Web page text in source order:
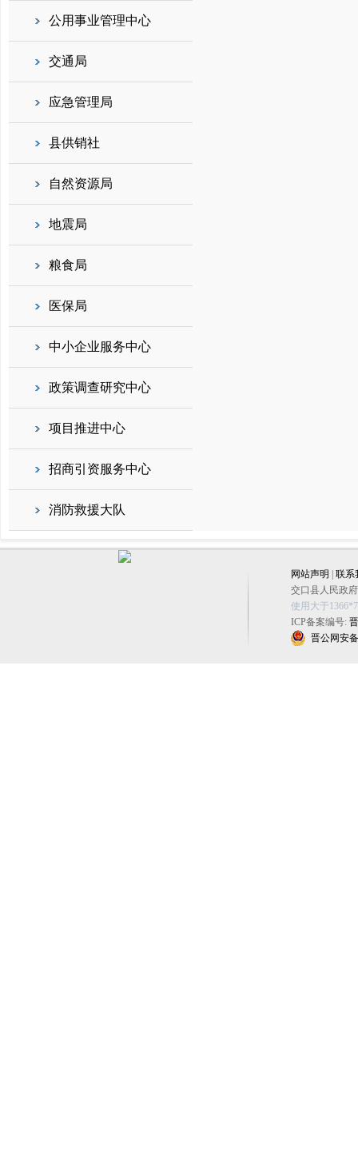
公用事业管理中心
交通局
应急管理局
县供销社
自然资源局
地震局
粮食局
医保局
中小企业服务中心
政策调查研究中心
项目推进中心
招商引资服务中心
消防救援大队
网站声明
联系
交口县人民政
使用大于
ICP备案编号:
晋公网安